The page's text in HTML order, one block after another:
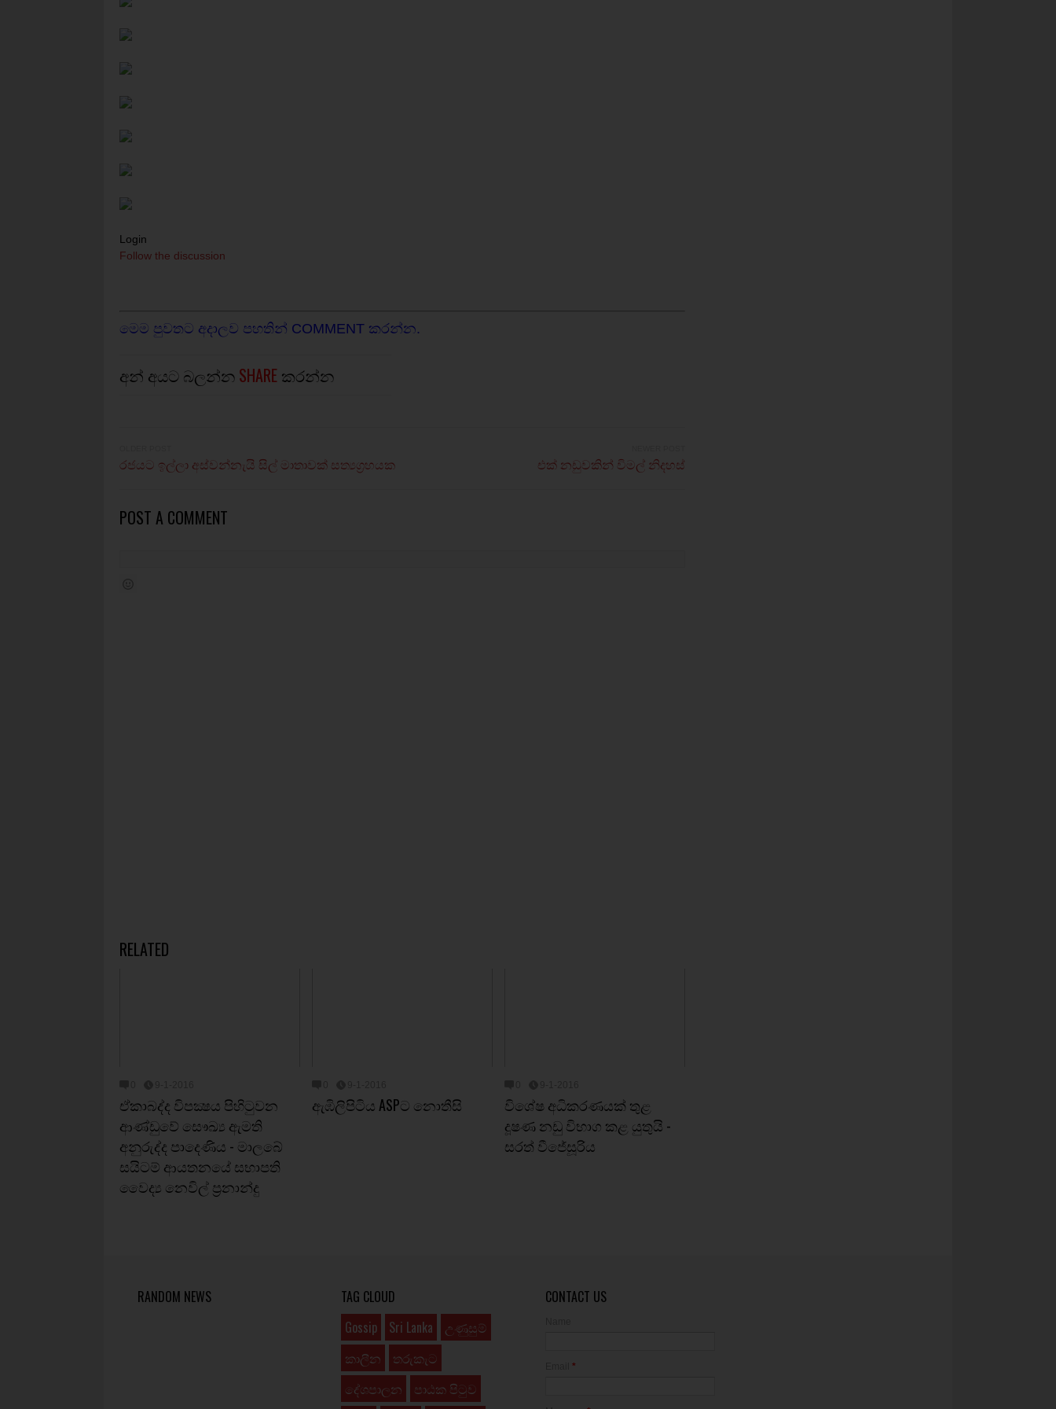
Login
Follow the discussion
මෙම පුවතට අදාලව පහතින් COMMENT කරන්න.
අන් අයට බලන්න SHARE කරන්න
රජයට ඉල්ලා අස්වන්නැයි සිල් මාතාවක් සත්‍යග්‍රහයක එක් නඩුවකින් විමල් නිදහස්
POST A COMMENT
RELATED
ඒකාබද්ද විපක්‍ෂය පිහිටුවන
ආණ්ඩුවේ සෞඛ්‍ය ඇමති
අනුරුද්ද පාදෙණිය - මාලබේ
සයිටම් ආයතනයේ සභාපති
වෛද්‍ය නෙවිල් ප්‍රනාන්දු
ඇඹිලිපිටිය ASPට නොතීසි
විශේෂ අධිකරණයක් තුළ
දූෂණ නඩු විභාග කළ යුතුයි -
සරත් වීජේසූරිය
RANDOM NEWS
TAG CLOUD
Gossip
Sri Lanka
උණුසුම්
කාලීන
තරුකැට
දේශපාලන
පාඨක පිටුව
CONTACT US
*